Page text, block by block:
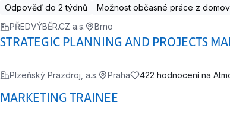
Odpověď do 2 týdnů Možnost občasné práce z
PŘEDVÝBĚR.CZ a.s.
Brno
STRATEGIC PLANNING AND PROJECTS
Plzeňský Prazdroj, a.s. Praha 422 hodnocení na
MARKETING TRAINEE